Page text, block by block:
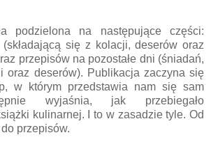
podzielona na następujące części:
się z kolacji, deserów oraz
przepisów na pozostałe dni (śniadań,
oraz deserów). Publikacja zaczyna się
w którym przedstawia nam się sam
wyjaśnia, jak przebiegało
kulinarnej. I to w zasadzie tyle. Od
przepisów.